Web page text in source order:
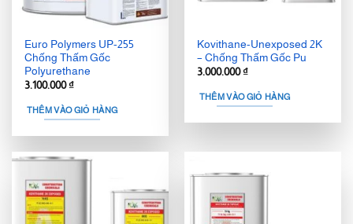
Euro Polymers UP-255
Chống Thấm Gốc
Polyurethane
3.100.000₫
THÊM VÀO GIỎ HÀNG
Kovithane-Unexposed 2K
– Chống Thấm Gốc Pu
3.000.000₫
THÊM VÀO GIỎ HÀNG